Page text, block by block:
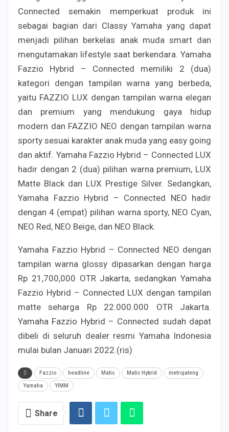
Connected semakin memperkuat produk ini
sebagai bagian dari Classy Yamaha yang dapat
menjadi pilihan berkelas anak muda smart dan
mengutamakan lifestyle saat berkendara. Yamaha
Fazzio Hybrid – Connected memiliki 2 (dua)
kategori dengan tampilan warna yang berbeda,
yaitu FAZZIO LUX dengan tampilan warna elegan
dan premium yang mendukung gaya hidup
modern dan FAZZIO NEO dengan tampilan warna
sporty sesuai karakter anak muda yang easy going
dan aktif. Yamaha Fazzio Hybrid – Connected LUX
hadir dengan 2 (dua) pilihan warna premium, LUX
Matte Black dan LUX Prestige Silver. Sedangkan,
Yamaha Fazzio Hybrid – Connected NEO hadir
dengan 4 (empat) pilihan warna sporty, NEO Cyan,
NEO Red, NEO Beige, dan NEO Black.
Yamaha Fazzio Hybrid – Connected NEO dengan
tampilan warna glossy dipasarkan dengan harga
Rp 21,700,000 OTR Jakarta, sedangkan Yamaha
Fazzio Hybrid – Connected LUX dengan tampilan
matte seharga Rp 22.000.000 OTR Jakarta.
Yamaha Fazzio Hybrid – Connected sudah dapat
dibeli di seluruh dealer resmi Yamaha Indonesia
mulai bulan Januari 2022.(ris)
Fazzio headline Matic Matic Hybrid metrojateng
Yamaha YIMM
Share